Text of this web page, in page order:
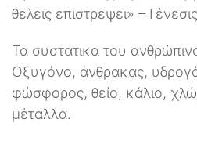
θελεις επιστρεψει» –
Τα συστατικά του
Οξυγόνο, άνθρακας,
φώσφορος, θείο, κάλιο,
μέταλλα.